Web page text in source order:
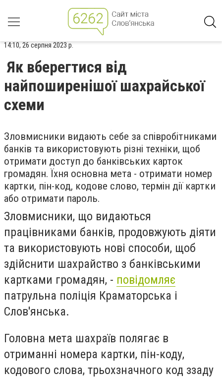
14:10, 26 серпня 2023 р.
Як вберегтися від
найпоширенішої шахрайської
схеми
Зловмисники видають себе за співробітниками
банків та використовують різні техніки, щоб
отримати доступ до банківських карток
громадян. Їхня основна мета - отримати номер
картки, пін-код, кодове слово, термін дії картки
або отримати пароль.
Зловмисники, що видаються
працівниками банків, продовжують діяти
та використовують нові способи, щоб
здійснити шахрайство з банківськими
картками громадян, - повідомляє
патрульна поліція Краматорська і
Слов'янська.
Головна мета шахраїв полягає в
отриманні номера картки, пін-коду,
кодового слова, трьохзначного код ззаду